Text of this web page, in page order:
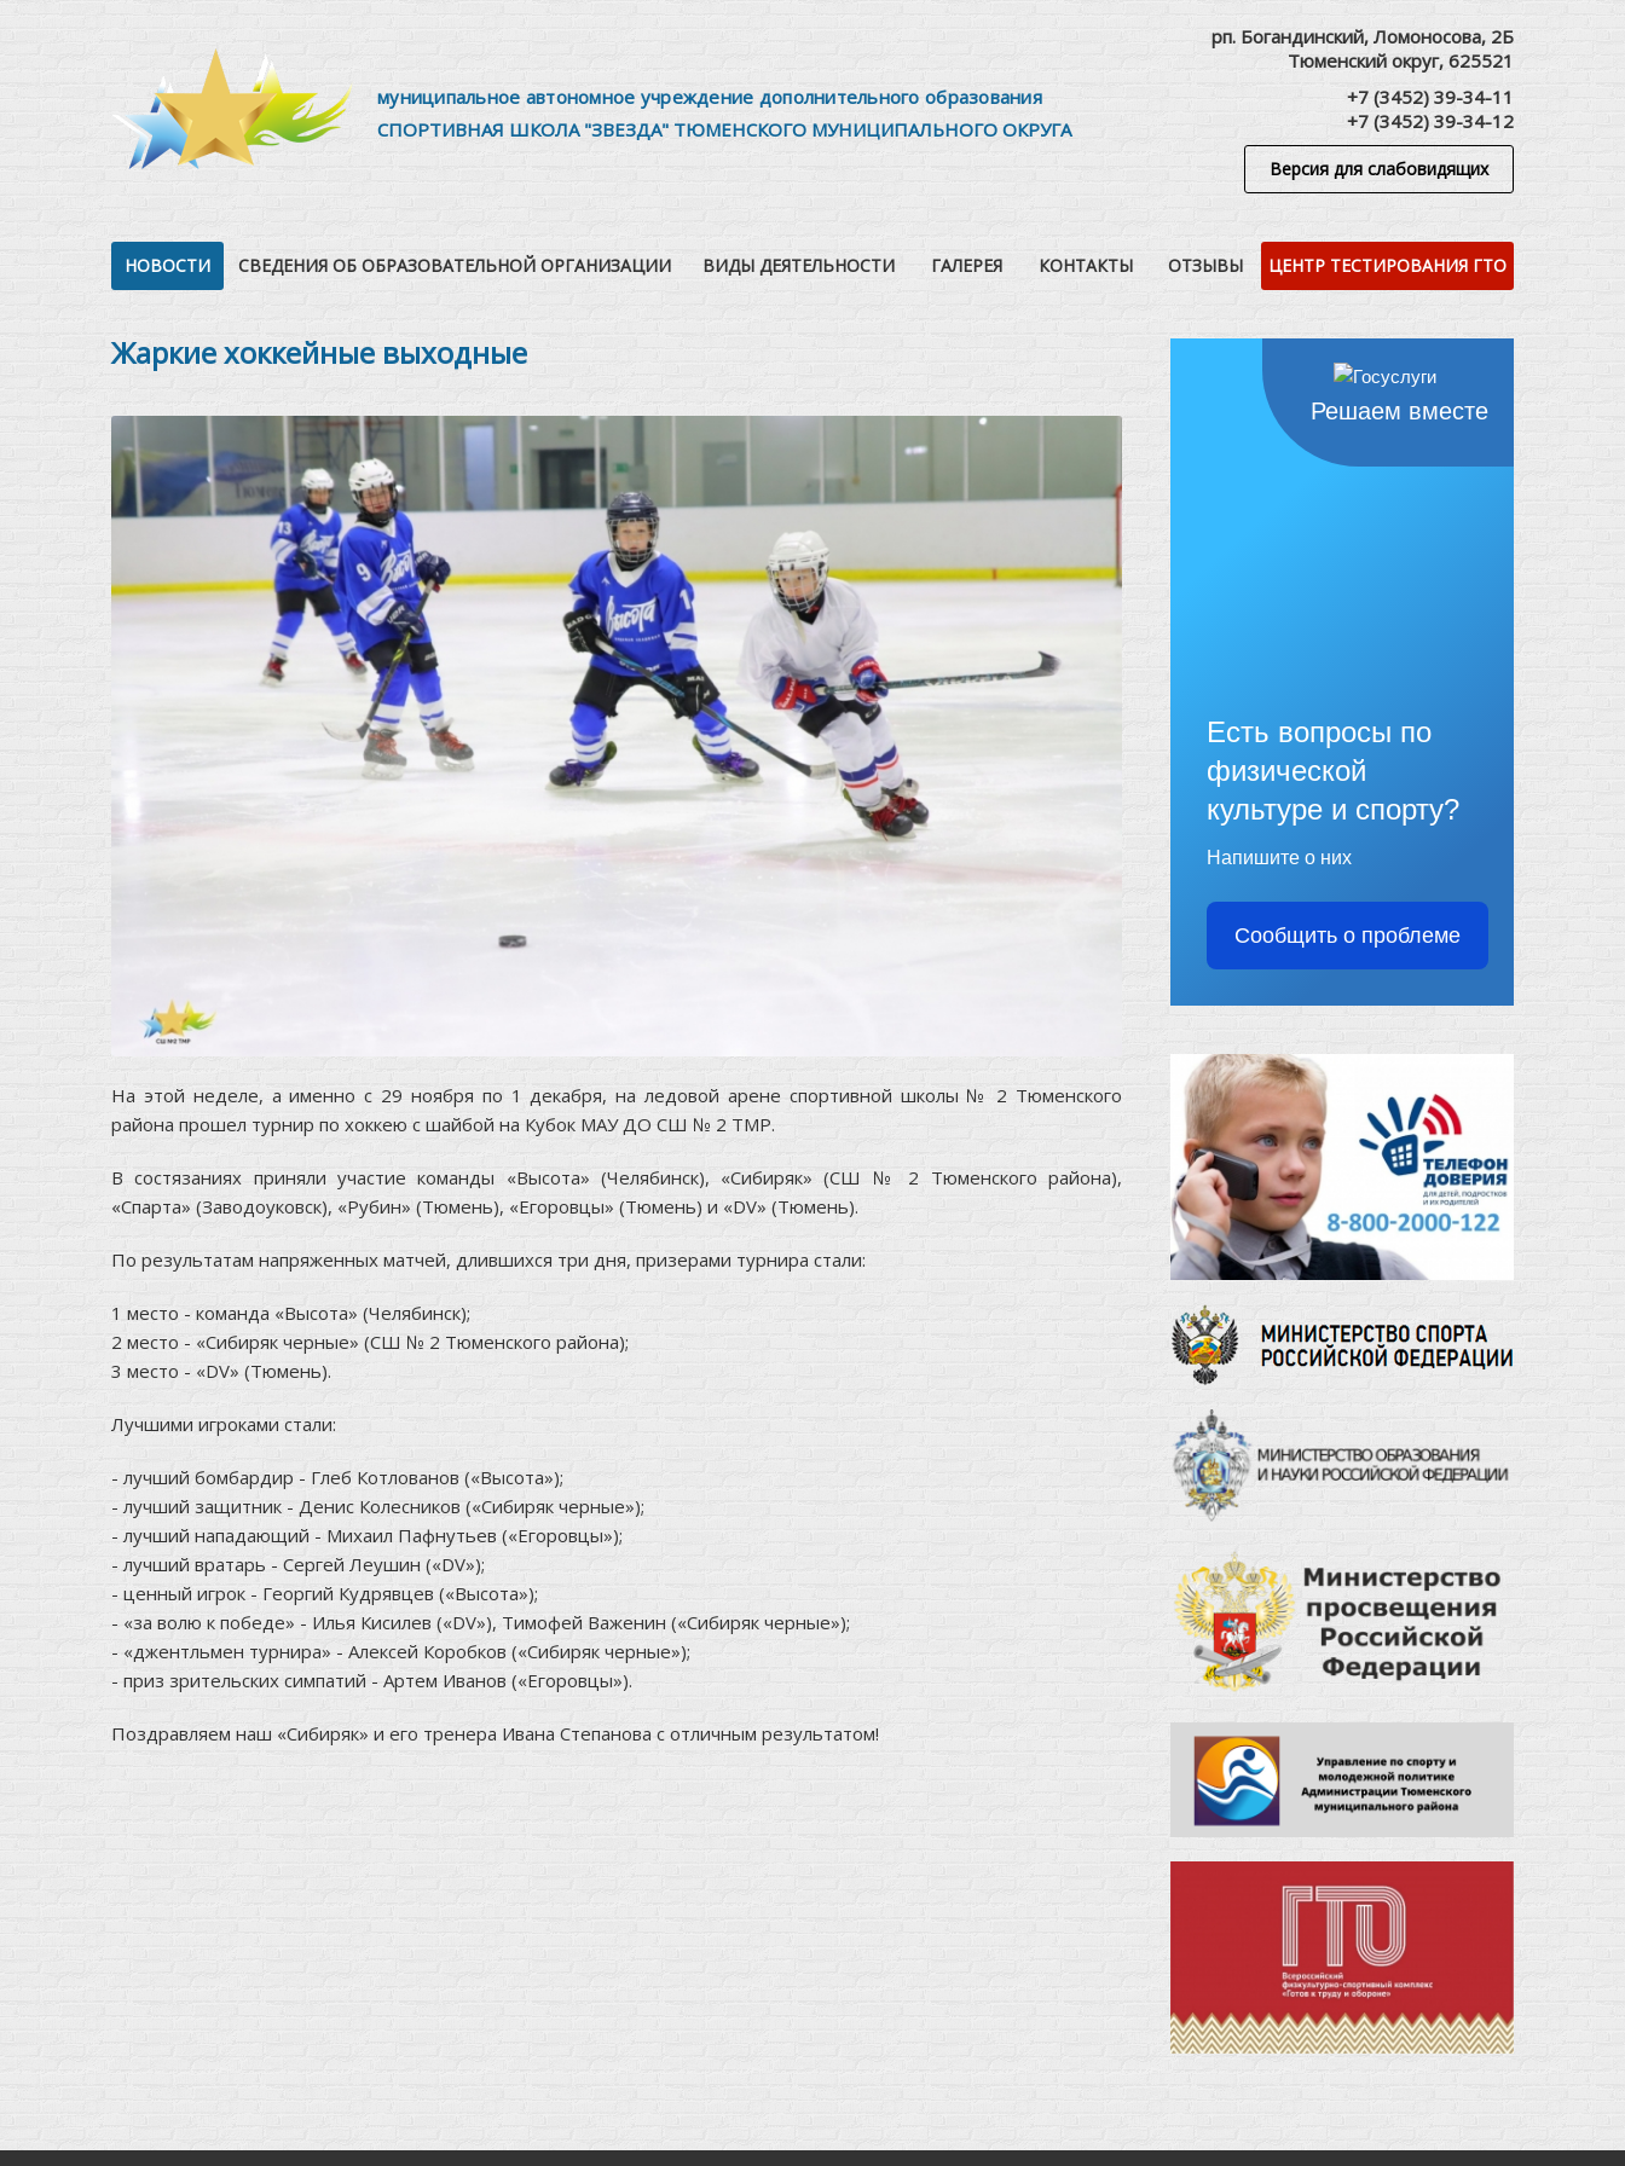
муниципальное автономное учреждение дополнительного образования
СПОРТИВНАЯ ШКОЛА "ЗВЕЗДА" ТЮМЕНСКОГО МУНИЦИПАЛЬНОГО ОКРУГА
рп. Богандинский, Ломоносова, 2Б
Тюменский округ, 625521
+7 (3452) 39-34-11
+7 (3452) 39-34-12
Версия для слабовидящих
НОВОСТИ СВЕДЕНИЯ ОБ ОБРАЗОВАТЕЛЬНОЙ ОРГАНИЗАЦИИ ВИДЫ ДЕЯТЕЛЬНОСТИ ГАЛЕРЕЯ КОНТАКТЫ ОТЗЫВЫ ЦЕНТР ТЕСТИРОВАНИЯ ГТО
Жаркие хоккейные выходные
На этой неделе, а именно с 29 ноября по 1 декабря, на ледовой арене спортивной школы № 2 Тюменского
района прошел турнир по хоккею с шайбой на Кубок МАУ ДО СШ № 2 ТМР.
В состязаниях приняли участие команды «Высота» (Челябинск), «Сибиряк» (СШ № 2 Тюменского района),
«Спарта» (Заводоуковск), «Рубин» (Тюмень), «Егоровцы» (Тюмень) и «DV» (Тюмень).
По результатам напряженных матчей, длившихся три дня, призерами турнира стали:
1 место - команда «Высота» (Челябинск);
2 место - «Сибиряк черные» (СШ № 2 Тюменского района);
3 место - «DV» (Тюмень).
Лучшими игроками стали:
- лучший бомбардир - Глеб Котлованов («Высота»);
- лучший защитник - Денис Колесников («Сибиряк черные»);
- лучший нападающий - Михаил Пафнутьев («Егоровцы»);
- лучший вратарь - Сергей Леушин («DV»);
- ценный игрок - Георгий Кудрявцев («Высота»);
- «за волю к победе» - Илья Кисилев («DV»), Тимофей Важенин («Сибиряк черные»);
- «джентльмен турнира» - Алексей Коробков («Сибиряк черные»);
- приз зрительских симпатий - Артем Иванов («Егоровцы»).
Поздравляем наш «Сибиряк» и его тренера Ивана Степанова с отличным результатом!
Решаем вместе
Есть вопросы по
физической
культуре и спорту?
Напишите о них
Сообщить о проблеме